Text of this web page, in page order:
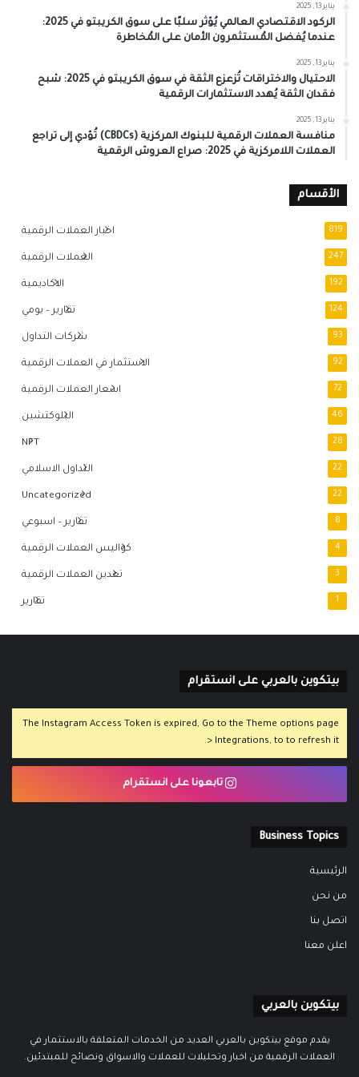
يناير 13, 2025
الركود الاقتصادي العالمي يُؤثر سلبًا على سوق الكريبتو في 2025:
عندما يُفضل المُستثمرون الأمان على المُخاطرة
يناير 13, 2025
الاحتيال والاختراقات تُزعزع الثقة في سوق الكريبتو في 2025: شبح
فقدان الثقة يُهدد الاستثمارات الرقمية
يناير 13, 2025
منافسة العملات الرقمية للبنوك المركزية (CBDCs) تُؤدي إلى تراجع
العملات اللامركزية في 2025: صراع العروش الرقمية
الأقسام
اخبار العملات الرقمية 819
العملات الرقمية 247
الاكاديمية 192
تقارير – يومي 124
شركات التداول 93
الاستثمار في العملات الرقمية 92
اسعار العملات الرقمية 72
البلوكتشين 46
NFT 28
التداول الاسلامي 22
Uncategorized 22
تقارير – اسبوعي 8
كواليس العملات الرقمية 4
تعدين العملات الرقمية 3
تقارير 1
بيتكوين بالعربي على انستقرام
The Instagram Access Token is expired, Go to the Theme options page
> Integrations, to to refresh it.
تابعونا على انستقرام
Business Topics
الرئيسية
من نحن
اتصل بنا
اعلن معنا
بيتكوين بالعربي
يقدم موقع بيتكوين بالعربي العديد من الخدمات المتعلقة بالاستثمار في
العملات الرقمية من اخبار وتحليلات للعملات والاسواق ونصائح للمبتدئين.